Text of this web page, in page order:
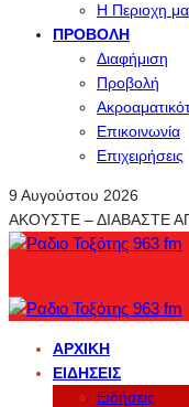
Η Περιοχη
ΠΡΟΒΟΛΉ
Διαφήμιση
Προβολή
Επικοινωνία
Επιχειρήσεις
9 Αυγούστου 2026
ΑΚΟΥΣΤΕ – ΔΙΑΒΑΣΤΕ
ΑΡΧΙΚΉ
ΕΙΔΉΣΕΙΣ
Ειδήσεις